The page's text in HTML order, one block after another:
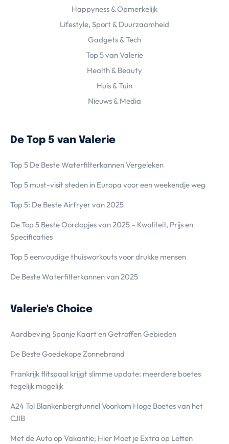
Happyness & Opmerkelijk
Lifestyle, Sport & Duurzaamheid
Gadgets & Tech
Top 5 van Valerie
Health & Beauty
Huis & Tuin
Nieuws & Media
De Top 5 van Valerie
Top 5 De Beste Waterfilterkannen Vergeleken
Top 5 must-visit steden in Europa voor een weekendje weg
Top 5: De Beste Airfryer van 2025
De Top 5 Beste Oordopjes van 2025 – Kwaliteit, Prijs en
Specificaties
Top 5 eenvoudige thuisworkouts voor drukke mensen
De Beste Waterfilterkannen van 2025
Valerie's Choice
Aardbeving Spanje Kaart en Getroffen Gebieden
De Beste Goedekope Zonnebrand
Frankrijk flitspaal krijgt slimme update: meerdere boetes
tegelijk mogelijk
A24 Tol Blankenbergtunnel Voorkom Hoge Boetes van het
CJIB
Met de Auto op Vakantie; Hier Moet je Extra op Letten